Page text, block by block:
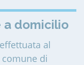
a domicilio
al
di